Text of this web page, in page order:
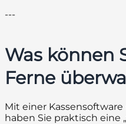
---
Was können
Ferne
Mit einer
haben Sie praktisch eine